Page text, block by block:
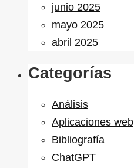
junio 2025
mayo 2025
abril 2025
Categorías
Análisis
Aplicaciones web
Bibliografía
ChatGPT